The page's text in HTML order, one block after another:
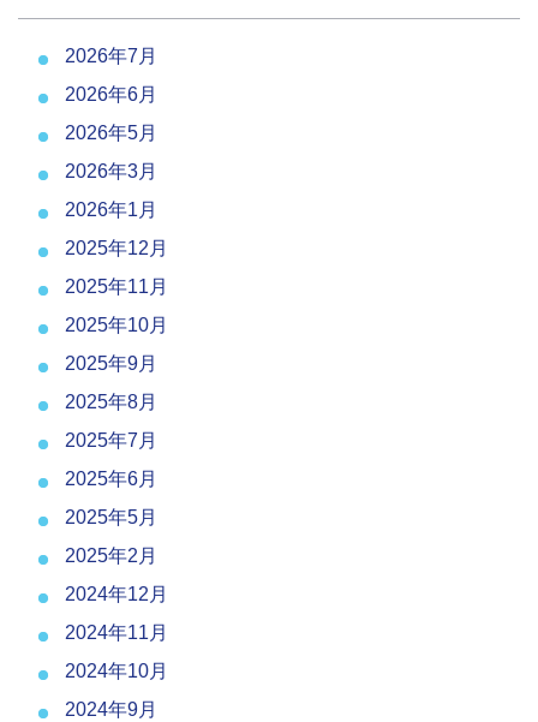
2026年7月
2026年6月
2026年5月
2026年3月
2026年1月
2025年12月
2025年11月
2025年10月
2025年9月
2025年8月
2025年7月
2025年6月
2025年5月
2025年2月
2024年12月
2024年11月
2024年10月
2024年9月